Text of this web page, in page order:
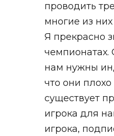
проводить
многие из
Я прекрасно
чемпионатах.
нам нужны
что они
существует
игрока для
игрока,